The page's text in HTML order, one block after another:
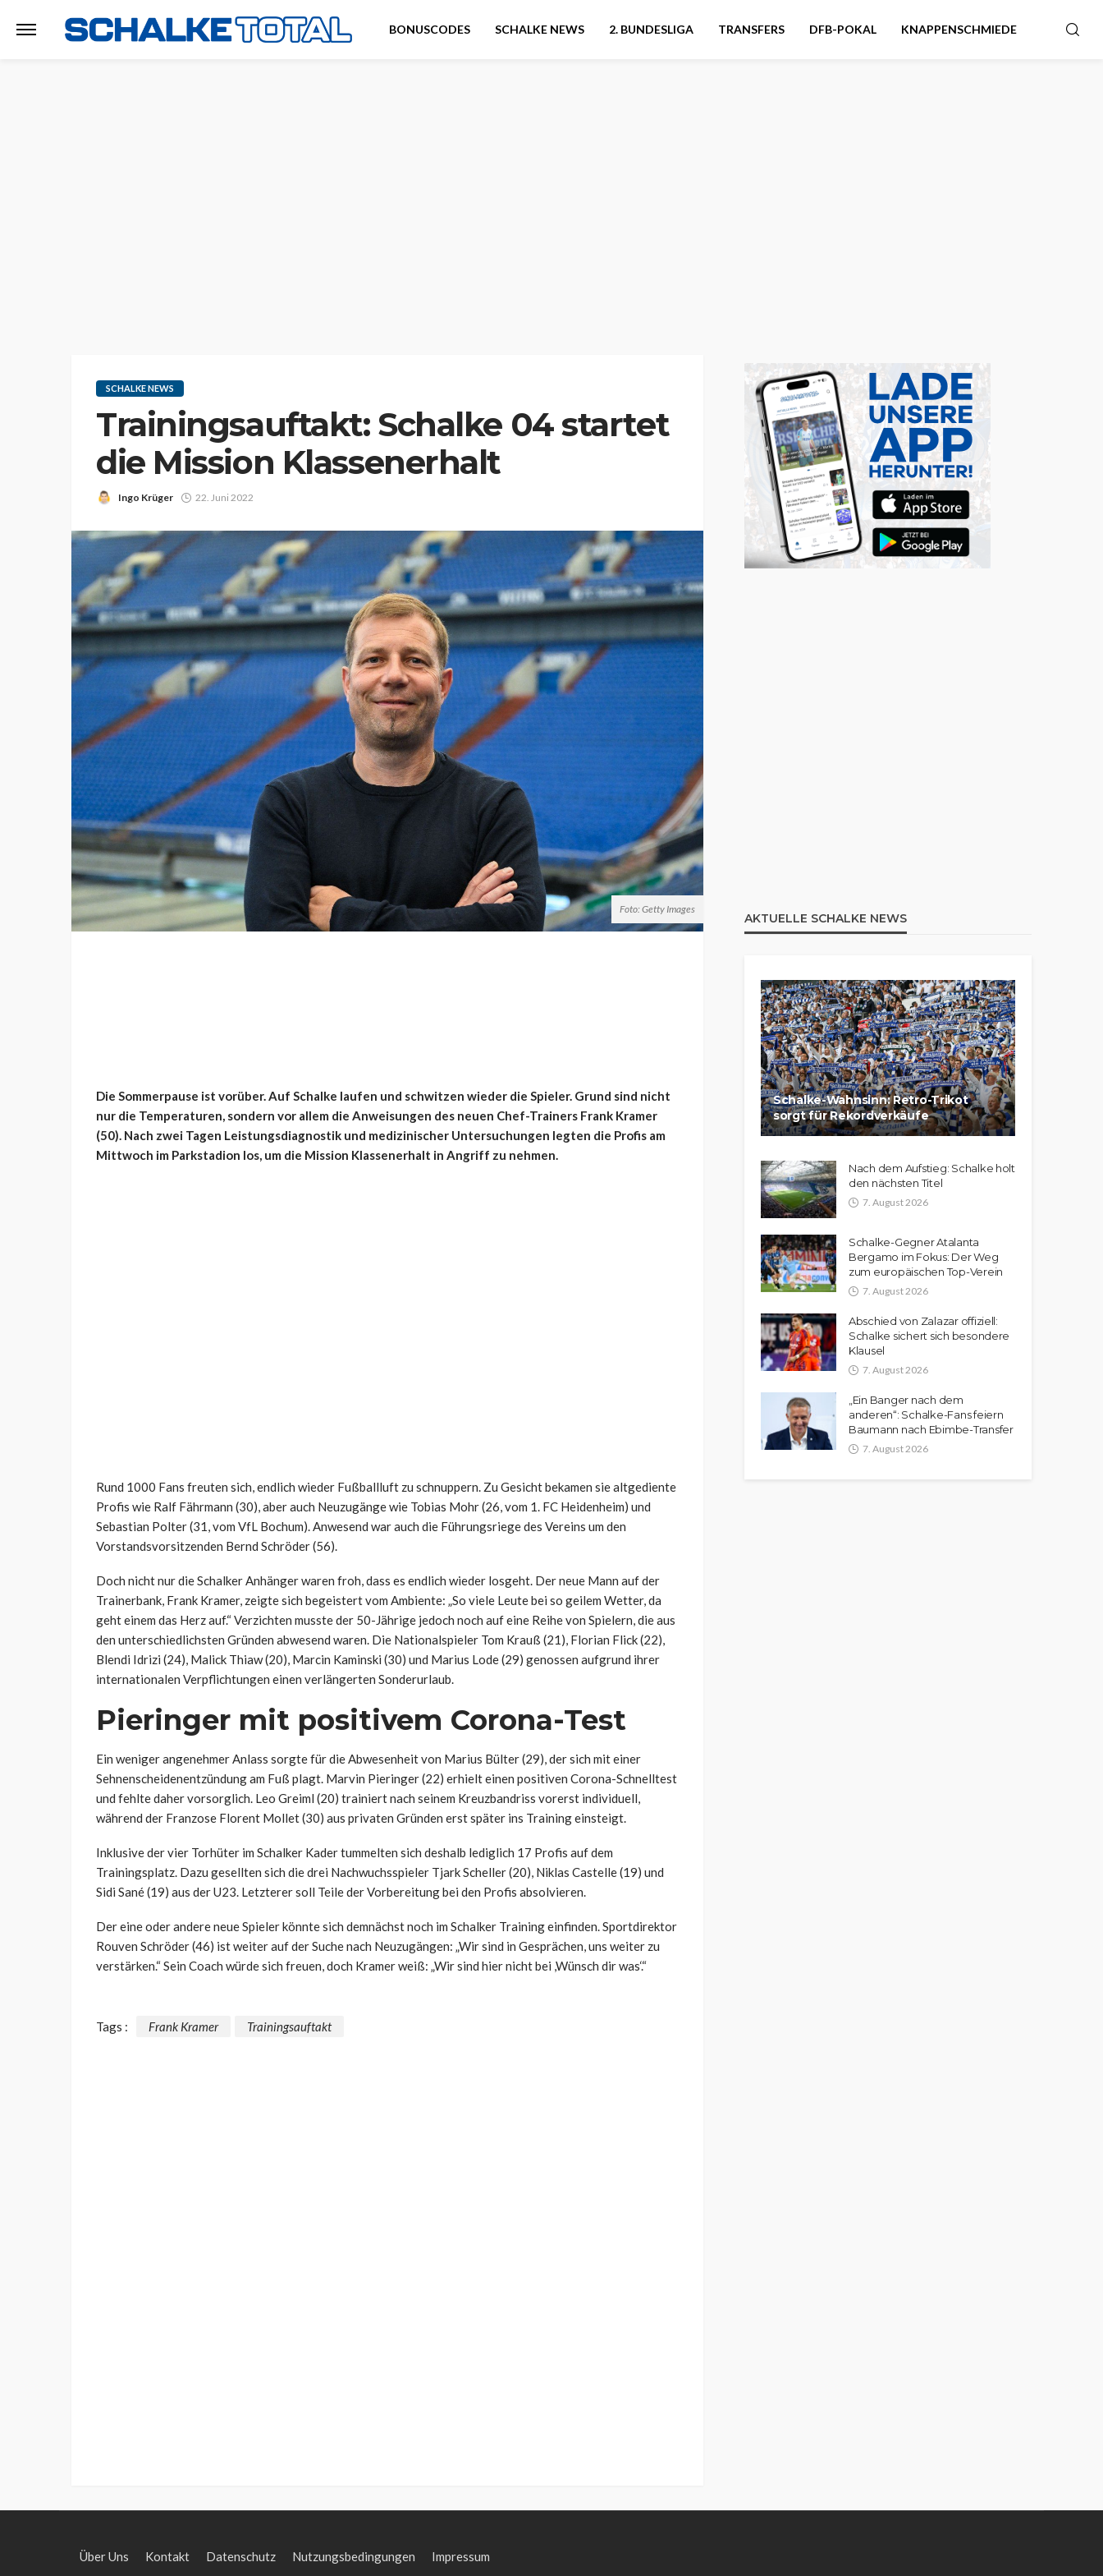
BONUSCODES SCHALKE NEWS 2. BUNDESLIGA TRANSFERS DFB-POKAL KNAPPENSCHMIEDE
SCHALKE NEWS
Trainingsauftakt: Schalke 04 startet
die Mission Klassenerhalt
Ingo Krüger 22. Juni 2022
Foto: Getty Images
Die Sommerpause ist vorüber. Auf Schalke laufen und schwitzen wieder die Spieler. Grund sind nicht
nur die Temperaturen, sondern vor allem die Anweisungen des neuen Chef-Trainers Frank Kramer
(50). Nach zwei Tagen Leistungsdiagnostik und medizinischer Untersuchungen legten die Profis am
Mittwoch im Parkstadion los, um die Mission Klassenerhalt in Angriff zu nehmen.
Rund 1000 Fans freuten sich, endlich wieder Fußballluft zu schnuppern. Zu Gesicht bekamen sie altgediente
Profis wie Ralf Fährmann (30), aber auch Neuzugänge wie Tobias Mohr (26, vom 1. FC Heidenheim) und
Sebastian Polter (31, vom VfL Bochum). Anwesend war auch die Führungsriege des Vereins um den
Vorstandsvorsitzenden Bernd Schröder (56).
Doch nicht nur die Schalker Anhänger waren froh, dass es endlich wieder losgeht. Der neue Mann auf der
Trainerbank, Frank Kramer, zeigte sich begeistert vom Ambiente: „So viele Leute bei so geilem Wetter, da
geht einem das Herz auf.“ Verzichten musste der 50-Jährige jedoch noch auf eine Reihe von Spielern, die aus
den unterschiedlichsten Gründen abwesend waren. Die Nationalspieler Tom Krauß (21), Florian Flick (22),
Blendi Idrizi (24), Malick Thiaw (20), Marcin Kaminski (30) und Marius Lode (29) genossen aufgrund ihrer
internationalen Verpflichtungen einen verlängerten Sonderurlaub.
Pieringer mit positivem Corona-Test
Ein weniger angenehmer Anlass sorgte für die Abwesenheit von Marius Bülter (29), der sich mit einer
Sehnenscheidenentzündung am Fuß plagt. Marvin Pieringer (22) erhielt einen positiven Corona-Schnelltest
und fehlte daher vorsorglich. Leo Greiml (20) trainiert nach seinem Kreuzbandriss vorerst individuell,
während der Franzose Florent Mollet (30) aus privaten Gründen erst später ins Training einsteigt.
Inklusive der vier Torhüter im Schalker Kader tummelten sich deshalb lediglich 17 Profis auf dem
Trainingsplatz. Dazu gesellten sich die drei Nachwuchsspieler Tjark Scheller (20), Niklas Castelle (19) und
Sidi Sané (19) aus der U23. Letzterer soll Teile der Vorbereitung bei den Profis absolvieren.
Der eine oder andere neue Spieler könnte sich demnächst noch im Schalker Training einfinden. Sportdirektor
Rouven Schröder (46) ist weiter auf der Suche nach Neuzugängen: „Wir sind in Gesprächen, uns weiter zu
verstärken.“ Sein Coach würde sich freuen, doch Kramer weiß: „Wir sind hier nicht bei ,Wünsch dir was‘.“
Tags : Frank Kramer Trainingsauftakt
AKTUELLE SCHALKE NEWS
Schalke-Wahnsinn: Retro-Trikot
sorgt für Rekordverkäufe
Nach dem Aufstieg: Schalke holt
den nächsten Titel
7. August 2026
Schalke-Gegner Atalanta
Bergamo im Fokus: Der Weg
zum europäischen Top-Verein
7. August 2026
Abschied von Zalazar offiziell:
Schalke sichert sich besondere
Klausel
7. August 2026
„Ein Banger nach dem
anderen“: Schalke-Fans feiern
Baumann nach Ebimbe-Transfer
7. August 2026
Über Uns Kontakt Datenschutz Nutzungsbedingungen Impressum